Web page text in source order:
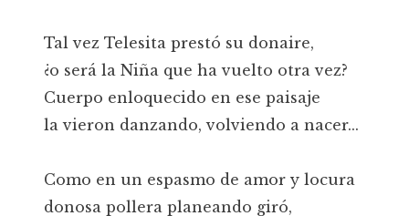
Tal vez Telesita prestó su donaire,
¿o será la Niña que ha vuelto otra vez?
Cuerpo enloquecido en ese paisaje
la vieron danzando, volviendo a nacer...
Como en un espasmo de amor y locura
donosa pollera planeando giró,